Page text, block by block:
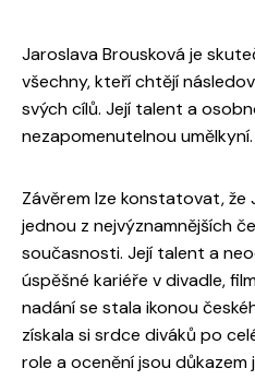
Jaroslava Brousková je
všechny, kteří chtějí
svých cílů. Její talent a
nezapomenutelnou umělkyní.
Závěrem lze konstatovat, že
jednou z nejvýznamnějších
současnosti. Její talent a
úspěšné kariéře v divadle,
nadání se stala ikonou
získala si srdce diváků po
role a ocenění jsou důkazem